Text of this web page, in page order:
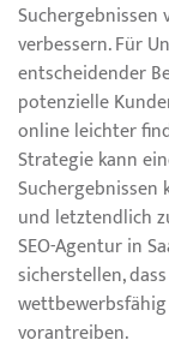
Suchergebnissen
verbessern. Für
entscheidender
potenzielle
online leichter
Strategie kann
Suchergebnissen
und letztendlich
SEO-Agentur in
sicherstellen,
vorantreiben.